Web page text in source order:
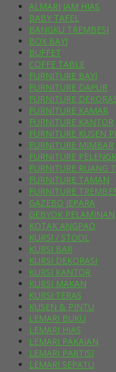
ALMARI JAM HIAS
BABY TAFEL
BANGKU TREMBESI
BOX BAYI
BUFFET
COFFE TABLE
FURNITURE BAYI
FURNITURE DAPUR
FURNITURE
FURNITURE KAMAR
FURNITURE KANTOR
FURNITURE KUSEN
FURNITURE MIMBAR
FURNITURE
FURNITURE RUANG
FURNITURE TAMAN
FURNITURE
GAZEBO JEPARA
GEBYOK PELAMINAN
KOTAK ANGPAO
KURSI / STOOL
KURSI BAR
KURSI DEKORASI
KURSI KANTOR
KURSI MAKAN
KURSI TERAS
KUSEN & PINTU
LEMARI BUKU
LEMARI HIAS
LEMARI PAKAIAN
LEMARI PARTISI
LEMARI SEPATU